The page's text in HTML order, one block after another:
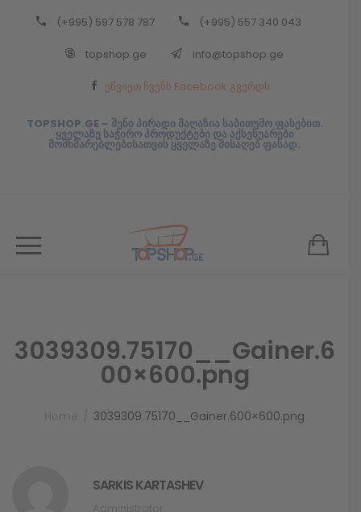
(+995) 597 578 787 (+995) 557 340 043
topshop.ge info@topshop.ge
ეწვიეთ ჩვენს Facebook გვერდს
TOPSHOP.GE – შენი პირადი მაღაზია საბითუმო ფასებით.
ყველაზე საჭირო პროდუქტები და აქსესუარები
მომხმარებლებისათვის ყველაზე მისაღებ ფასად.
3039309.75170__Gainer.6
00×600.png
3039309.75170__Gainer.600×600.png
SARKIS KARTASHEV
Back